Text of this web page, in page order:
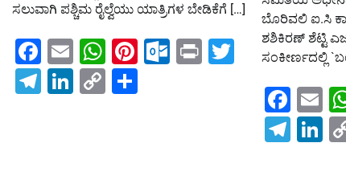
ಸಲುವಾಗಿ ಪಶ್ಚಿಮ ರೈಲ್ವೆಯು ಯಾತ್ರಿಗಳ ಬೇಡಿಕೆಗೆ […]
Facebook
EmailWhatsApp
Pinterest
Outlook.com
Print Twitter
Telegram
LinkedIn
Copy
ಬೊರಿವಲಿ ಐ.ಸಿ
ಶಶಿಕಿರಣ್ ಶೆಟ್ಟಿ
ಸಂಕೀರ್ಣದಲ್ಲಿ